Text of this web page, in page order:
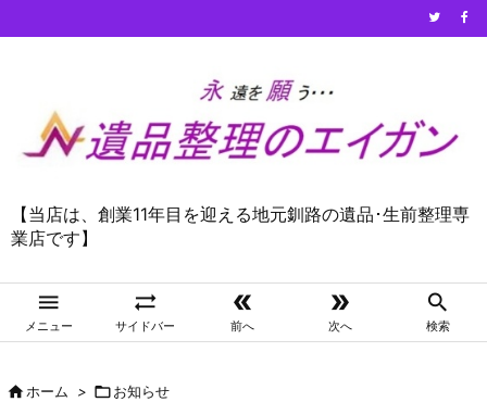
【当店は、創業11年目を迎える地元釧路の遺品･生前整理専
業店です】

メニュー

サイドバー

前へ

次へ

検索
ホーム > お知らせ